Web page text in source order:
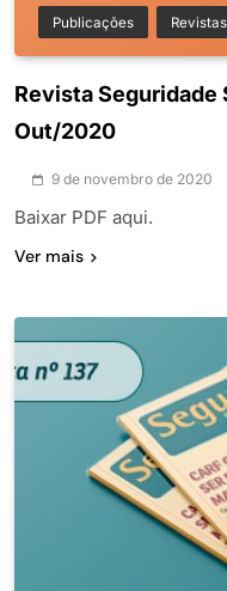
Publicações Revistas
Revista Seguridade
Out/2020
9 de novembro de 2020
Baixar PDF aqui.
Ver mais